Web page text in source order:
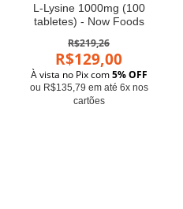
L-Lysine 1000mg (100
tabletes) - Now Foods
R$219,26
R$129,00
À vista no Pix com5% OFF
ou R$135,79 em até 6x nos
cartões